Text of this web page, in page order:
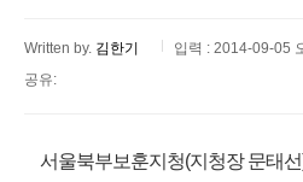
Written by. 김한기
입력 : 2014-09-05
공유:
서울북부보훈지청(지청장 문태